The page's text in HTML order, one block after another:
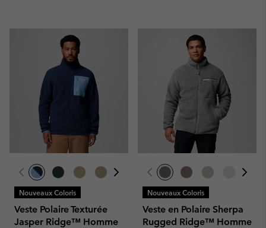
Nouveaux Coloris
Veste Polaire Texturée
Jasper Ridge™ Homme
Nouveaux Coloris
Veste en Polaire Sherpa
Rugged Ridge™ Homme